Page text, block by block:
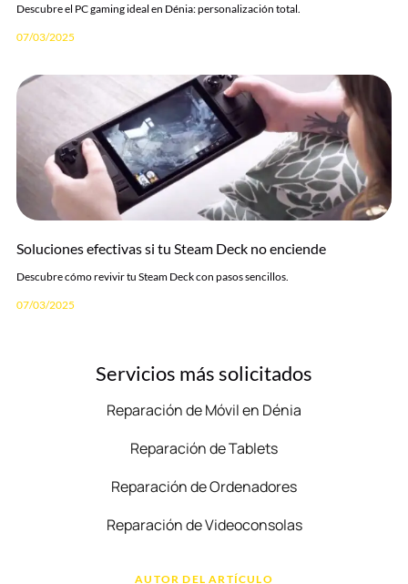
Descubre el PC gaming ideal en Dénia: personalización total.
07/03/2025
Soluciones efectivas si tu Steam Deck no enciende
Descubre cómo revivir tu Steam Deck con pasos sencillos.
07/03/2025
Servicios más solicitados
Reparación de Móvil en Dénia
Reparación de Tablets
Reparación de Ordenadores
Reparación de Videoconsolas
AUTOR DEL ARTÍCULO